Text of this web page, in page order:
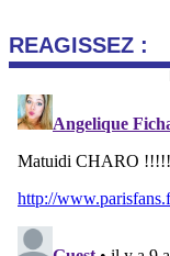
REAGISSEZ :